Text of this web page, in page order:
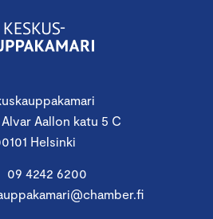
Aallon katu 5 C
Helsinki
09 4242 6200